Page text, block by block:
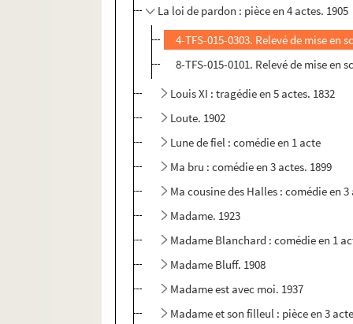
La loi de pardon : pièce en 4 actes. 1905
4-TFS-015-0303. Relevé de mise en
8-TFS-015-0101. Relevé de mise en
Louis XI : tragédie en 5 actes. 1832
Loute. 1902
Lune de fiel : comédie en 1 acte
Ma bru : comédie en 3 actes. 1899
Ma cousine des Halles : comédie en 3
Madame. 1923
Madame Blanchard : comédie en 1
Madame Bluff. 1908
Madame est avec moi. 1937
Madame et son filleul : pièce en 3